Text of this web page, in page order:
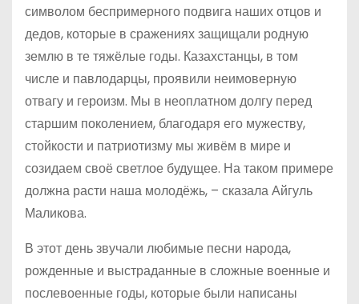
символом беспримерного подвига наших отцов и
дедов, которые в сражениях защищали родную
землю в те тяжёлые годы. Казахстанцы, в том
числе и павлодарцы, проявили неимоверную
отвагу и героизм. Мы в неоплатном долгу перед
старшим поколением, благодаря его мужеству,
стойкости и патриотизму мы живём в мире и
созидаем своё светлое будущее. На таком примере
должна расти наша молодёжь, – сказала Айгуль
Маликова.
В этот день звучали любимые песни народа,
рожденные и выстраданные в сложные военные и
послевоенные годы, которые были написаны